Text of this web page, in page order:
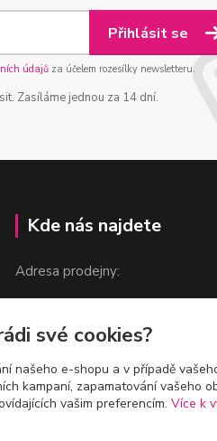
Přihlásit se
údajůza účelem rozesílky newsletteru.
Zasíláme jednou za 14 dní.
Kde nás najdete
Adresa prodejny:
v blízkosti stanice Metra B -
Českomoravská
své cookies?
našeho e-shopu a v případě
kampaní, zapamatování vašeho
vašim preferencím. Více k